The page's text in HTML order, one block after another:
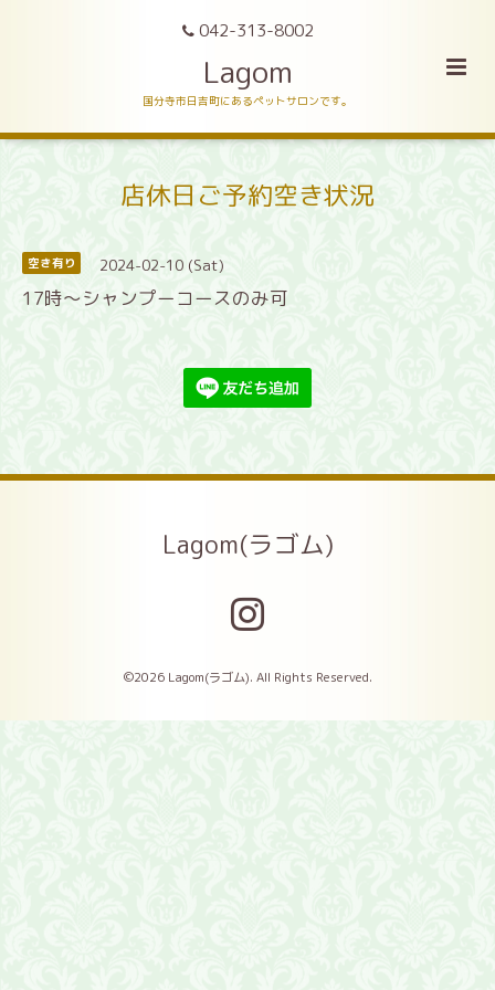
042-313-8002
Lagom
国分寺市日吉町にあるペットサロンです。
店休日ご予約空き状況
空き有り 2024-02-10 (Sat)
17時〜シャンプーコースのみ可
Lagom(ラゴム)
©2026 Lagom(ラゴム). All Rights Reserved.